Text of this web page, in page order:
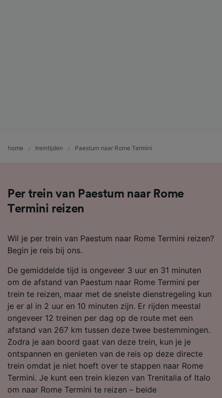
home treintijden Paestum naar Rome Termini
Per trein van Paestum naar Rome
Termini reizen
Wil je per trein van Paestum naar Rome Termini reizen?
Begin je reis bij ons.
De gemiddelde tijd is ongeveer 3 uur en 31 minuten
om de afstand van Paestum naar Rome Termini per
trein te reizen, maar met de snelste dienstregeling kun
je er al in 2 uur en 10 minuten zijn. Er rijden meestal
ongeveer 12 treinen per dag op de route met een
afstand van 267 km tussen deze twee bestemmingen.
Zodra je aan boord gaat van deze trein, kun je je
ontspannen en genieten van de reis op deze directe
trein omdat je niet hoeft over te stappen naar Rome
Termini. Je kunt een trein kiezen van Trenitalia of Italo
om naar Rome Termini te reizen – beide